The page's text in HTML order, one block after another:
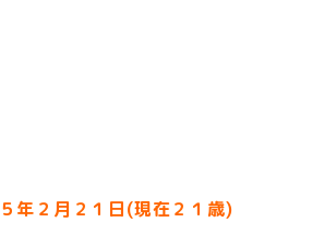
年２月２１日(現在２１歳)